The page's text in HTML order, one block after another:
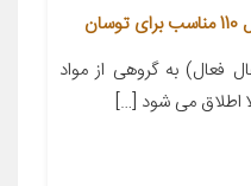
فعال) به گروهی از مواد
اطلاق می شود […]